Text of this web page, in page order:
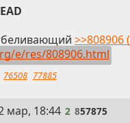
>>808906
e/res/808906.html
76508 77885
мар, 18:44 2 857875